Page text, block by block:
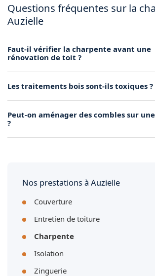
Questions fréquentes sur la
Auzielle
Faut-il vérifier la charpente avant une
rénovation de toit ?
nécessaire avant de poser une nouvelle
Les traitements bois sont-ils toxiques ?
strictes et sont sans danger après séchage.
Peut-on aménager des combles sur
?
Nos prestations à Auzielle
Couverture
Entretien de toiture
Charpente
Isolation
Zinguerie